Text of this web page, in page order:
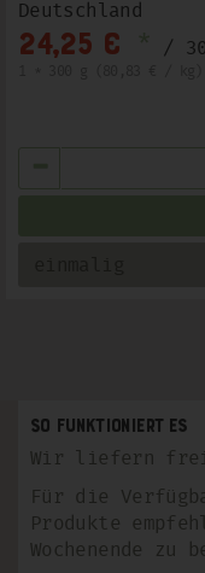
Deutschland
24,25 € /
So funktioniert es
Wir liefern
Für die
Produkte
Wochenende zu